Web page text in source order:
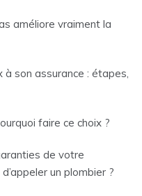
améliore vraiment la
son assurance : étapes,
faire ce choix ?
de votre
un plombier ?